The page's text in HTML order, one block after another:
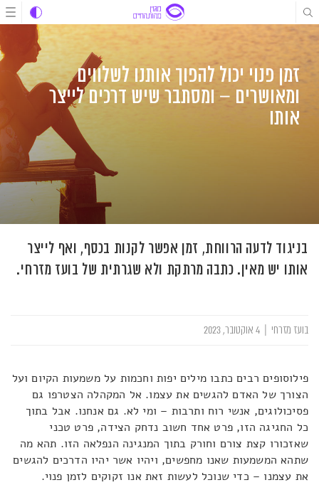
דלג
לתוכן
דלג
דלג
זמן פנוי יכול להפוך אותנו לשלווים
ומאושרים – ומסתבר שיש דרכים לייצר
אותו
בניגוד לדעה הרווחת, זמן אפשר לקנות בכסף, ואף לייצר
אותו יש מאין. כתבה מרתקת ולא שגרתית של בועז מזרחי.
בועז מזרחי
פילוסופים רבים כתבו מילים יפות וחכמות על משמעות הקיום ועל
הצורך של האדם להגשים את עצמו. אל המקהלה הצטרפו גם
פסיכולוגים, אנשי רוח ותרבות – ומי לא. גם אנחנו. אבל בתוך
כל החגיגה הזו, פרט אחד חשוב נדחק הצידה, פרט טכני
שאזכורו קצת צורם וחורק בתוך המנגינה הנפלאה הזו. תהא מה
שתהא המשמעות שאנו מחפשים, ויהיו אשר יהיו הדרכים להגשים
את עצמנו – כדי שנוכל לעשות זאת אנו זקוקים לזמן פנוי.